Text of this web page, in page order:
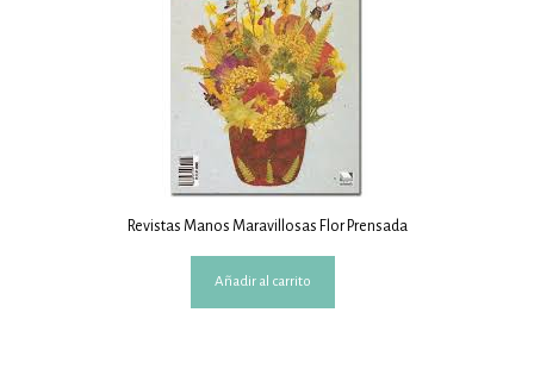
Revistas Manos Maravillosas Flor Prensada
Añadir al carrito